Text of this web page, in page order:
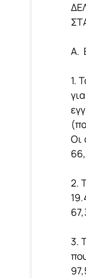
Α.
1.
Οι
2.
3.